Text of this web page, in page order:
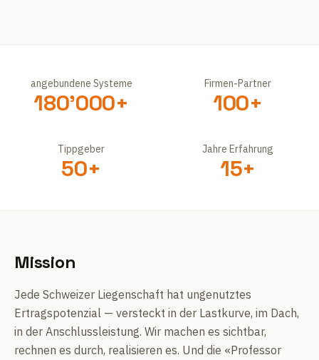
angebundene Systeme
180'000+
Firmen-Partner
100+
Tippgeber
50+
Jahre Erfahrung
15+
Mission
Jede Schweizer Liegenschaft hat ungenutztes
Ertragspotenzial — versteckt in der Lastkurve, im Dach,
in der Anschlussleistung. Wir machen es sichtbar,
rechnen es durch, realisieren es. Und die «Professor